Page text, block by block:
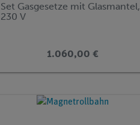
Set Gasgesetze mit Glasmantel,
230 V
1.060,00 €